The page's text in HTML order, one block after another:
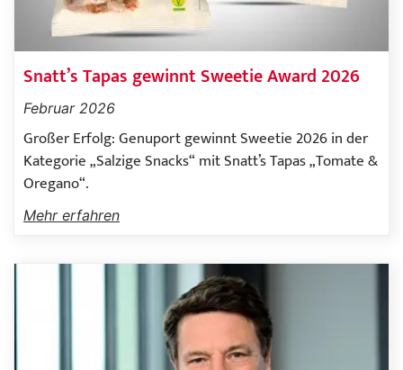
Snatt’s Tapas gewinnt Sweetie Award 2026
Februar 2026
Großer Erfolg: Genuport gewinnt Sweetie 2026 in der
Kategorie „Salzige Snacks“ mit Snatt’s Tapas „Tomate &
Oregano“.
Mehr erfahren